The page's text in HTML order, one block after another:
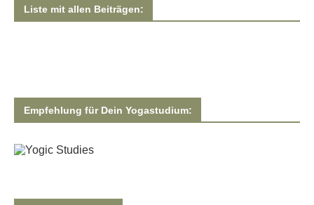
Liste mit allen Beiträgen:
Empfehlung für Dein Yogastudium: